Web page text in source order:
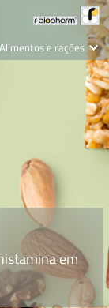
Alimentos e rações
em